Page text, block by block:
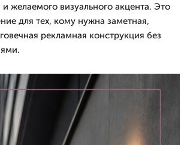
желаемого визуального акцента. Это
для тех, кому нужна заметная,
рекламная конструкция без